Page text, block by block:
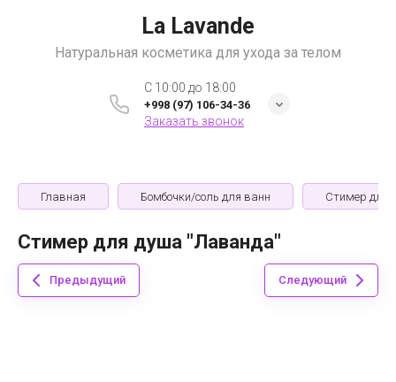
La Lavande
Натуральная косметика для ухода за телом
C 10:00 до 18:00
+998 (97) 106-34-36
Заказать звонок
Главная Бомбочки/соль для ванн Стимер для
Стимер для душа "Лаванда"
Предыдущий Следующий